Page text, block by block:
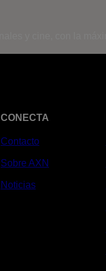
CONECTA
Contacto
Sobre AXN
Noticias